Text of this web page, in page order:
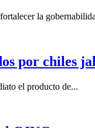
la
por chiles
el producto de...